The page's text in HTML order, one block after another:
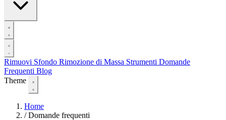
Rimuovi Sfondo Rimozione di Massa Strumenti Domande
Frequenti Blog
Theme
Home
/ Domande frequenti